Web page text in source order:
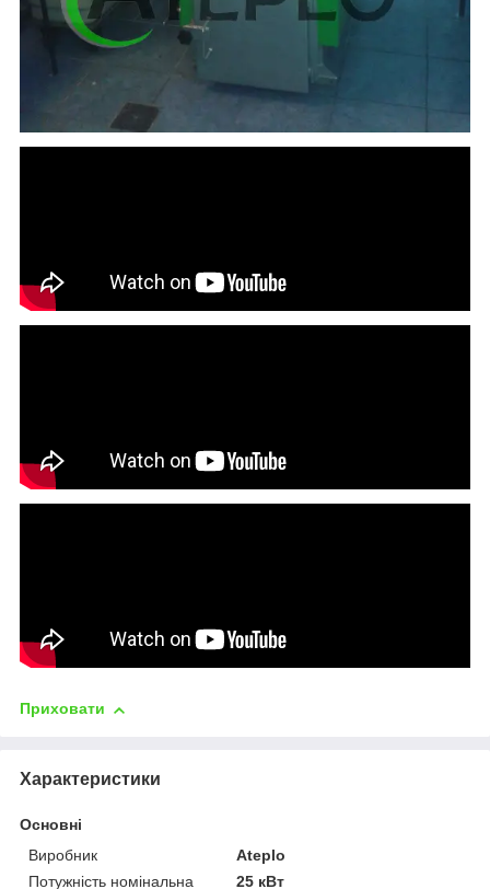
Приховати
Характеристики
Основні
Виробник
Ateplo
Потужність номінальна
25 кВт